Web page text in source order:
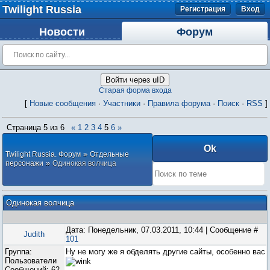
Twilight Russia Регистрация Вход
Новости Форум
Войти через uID
Старая форма входа
[ Новые сообщения · Участники · Правила форума· Поиск · RSS ]
Страница 5 из 6 « 1 2 3 4 5 6 »
Twilight Russia. Форум » Отдельные
персонажи » Одинокая волчица
Одинокая волчица
Judith
Дата: Понедельник, 07.03.2011, 10:44 | Сообщение #
101
Группа:
Пользователи
Ну не могу же я обделять другие сайты, особенно вас